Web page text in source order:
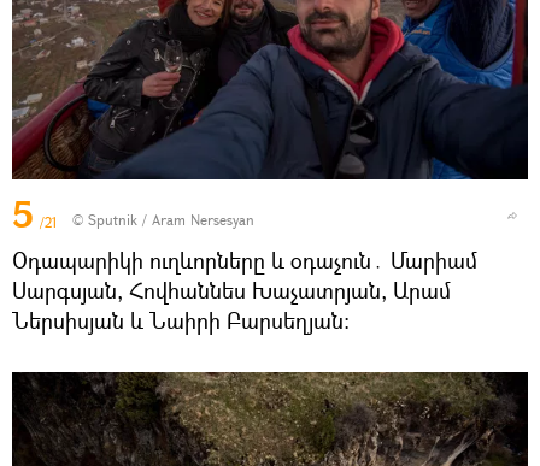
5 /21 © Sputnik / Aram Nersesyan
Օդապարիկի ուղևորները և օդաչուն․ Մարիամ
Սարգսյան, Հովհաննես Խաչատրյան, Արամ
Ներսիսյան և Նաիրի Բարսեղյան։